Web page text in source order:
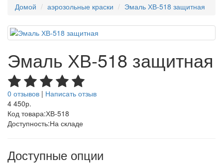
Домой аэрозольные краски Эмаль ХВ-518 защитная
Эмаль ХВ-518 защитная
0 отзывов | Написать отзыв
4 450р.
Код товара:ХВ-518
Доступность:На складе
Доступные опции